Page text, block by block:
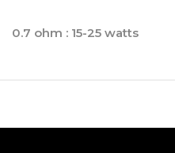
0.7 ohm : 15-25 watts